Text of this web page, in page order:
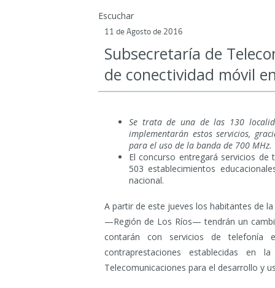
Escuchar
11 de Agosto de 2016
Subsecretaría de
de conectividad móvil
Se trata de una de las 130
implementarán estos servicios,
para el uso de la banda de 700 MHz.
El concurso entregará servicios
503 establecimientos
nacional.
A partir de este jueves los habitantes de
—Región de Los Ríos— tendrán un
contarán con servicios de
contraprestaciones establecidas
Telecomunicaciones para el desarrollo y